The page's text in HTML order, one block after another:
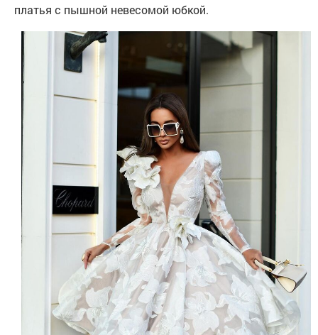
платья с пышной невесомой юбкой.